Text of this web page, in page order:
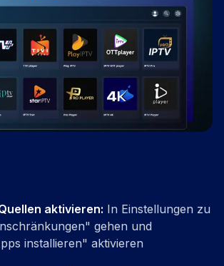
aktivieren: In Einstellungen zu
gehen und
installieren" aktivieren